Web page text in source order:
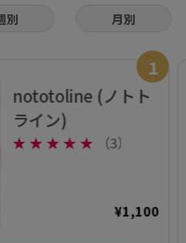
別 月別
1
nototoline (ノトト
ライン)
★ ★ ★ ★ ★ （3）
¥1,100